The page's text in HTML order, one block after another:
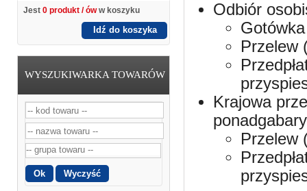
Jest 0 produkt / óww koszyku
Idź do koszyka
WYSZUKIWARKA TOWARÓW
Odbiór
Przelew
Krajowa
Przelew